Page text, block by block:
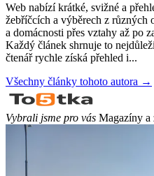
Web nabízí krátké, svižné a
žebříčcích a výběrech z
a domácnosti přes vztahy až po
Každý článek shrnuje to
čtenář rychle získá přehled i...
Všechny články tohoto autora →
Vybrali jsme pro vás Magazíny a